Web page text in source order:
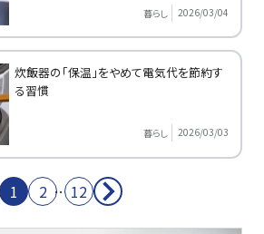
暮らし 2026/03/04
炊飯器の「保温」をやめて電気代を節約す
る習慣
暮らし 2026/03/03
1 2 …12